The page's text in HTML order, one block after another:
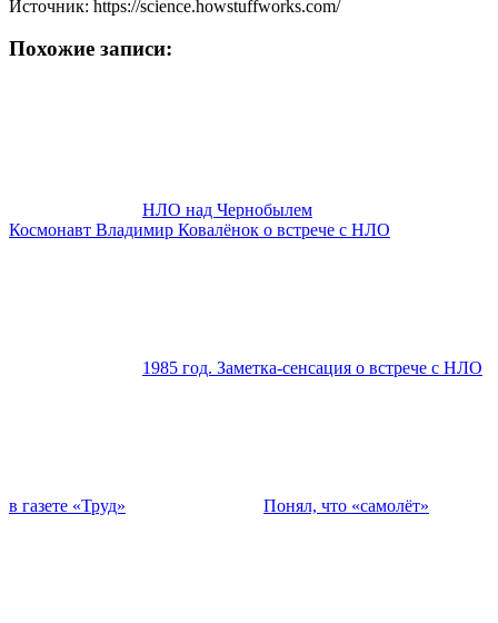
Источник: https://science.howstuffworks.com/
Похожие записи:
НЛО над Чернобылем
Космонавт Владимир Ковалёнок о встрече с НЛО
1985 год. Заметка-сенсация о встрече с НЛО
в газете «Труд» Понял, что «самолёт»